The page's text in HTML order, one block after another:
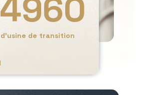
de transition
4960